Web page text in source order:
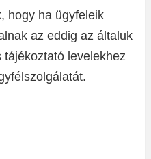
hogy ha ügyfeleik
az eddig az általuk
levelekhez